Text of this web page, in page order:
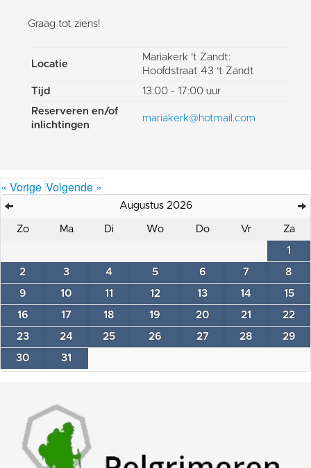
Graag tot ziens!
Locatie
Mariakerk 't Zandt:
Hoofdstraat 43 ‘t Zandt
Tijd
13:00 - 17:00 uur
Reserveren en/of
inlichtingen
mariakerk@hotmail.com
« Vorige Volgende »
Augustus 2026
Zo Ma Di Wo Do Vr Za
1
2 3 4 5 6 7 8
9 10 11 12 13 14 15
16 17 18 19 20 21 22
23 24 25 26 27 28 29
30 31